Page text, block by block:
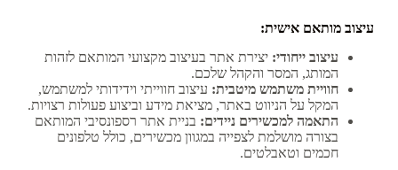
עיצוב מותאם אישית:
עיצוב ייחודי: יצירת אתר בעיצוב מקצועי המותאם לזהות
המותג, המסר והקהל שלכם.
חוויית משתמש מיטבית: עיצוב חווייתי וידידותי למשתמש,
המקל על הניווט באתר, מציאת מידע וביצוע פעולות רצויות.
התאמה למכשירים ניידים: בניית אתר רספונסיבי המותאם
בצורה מושלמת לצפייה במגוון מכשירים, כולל טלפונים
חכמים וטאבלטים.